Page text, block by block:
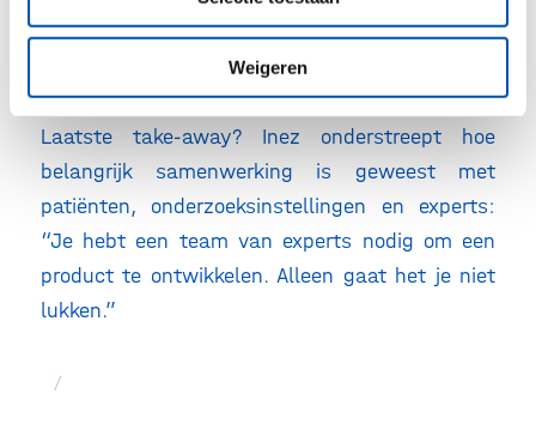
Weigeren
Laatste take-away? Inez onderstreept hoe
belangrijk samenwerking is geweest met
patiënten, onderzoeksinstellingen en experts:
“Je hebt een team van experts nodig om een
product te ontwikkelen. Alleen gaat het je niet
lukken.”
/